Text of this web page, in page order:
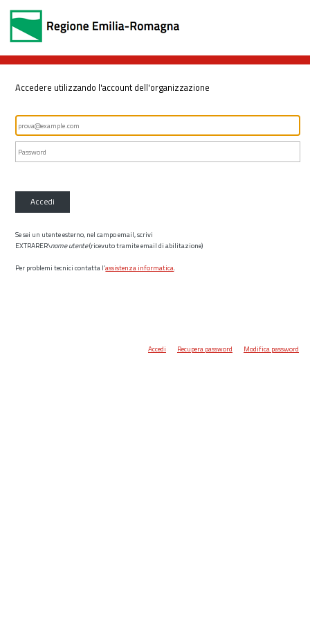
Accedere utilizzando l'account dell'organizzazione
Accedi
Se sei un utente esterno, nel campo email, scrivi
EXTRARER\nome utente(ricevuto tramite email di abilitazione)
Per problemi tecnici contatta l’assistenza informatica.
Accedi Recupera password Modifica password